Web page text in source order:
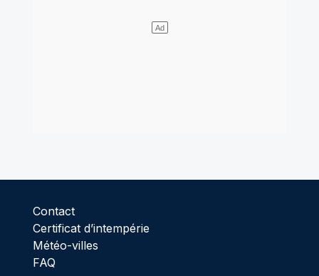
Contact
Certificat d’intempérie
Météo-villes
FAQ